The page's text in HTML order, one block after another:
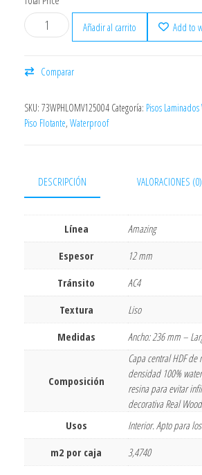
Añadir al carrito
Add to
Comparar
SKU: 73WPHLOMV125004 Categoría: Pisos
Piso Flotante, Waterproof
DESCRIPCIÓN VALORACIONES (0)
Línea
Amazing
Espesor
12 mm
Tránsito
AC4
Textura
Liso
Medidas
Ancho: 236 mm –
Composición
Capa central HDF
densidad 100%
resina para evitar
decorativa Real
Usos
Interior. Apto para
m2 por caja
3,4740